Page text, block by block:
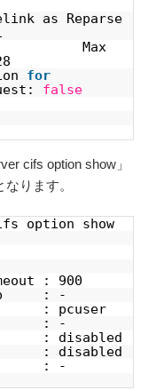
as Reparse
Max
for
false
cifs option show」
ります。
option show
: 900
: -
: pcuser
: -
: disabled
: disabled
: -